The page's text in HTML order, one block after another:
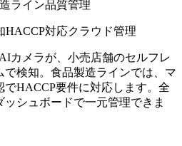
ライン品質管理
HACCP対応クラウド管理
カメラが、小売店舗のセルフレ
で検知。食品製造ラインでは、マ
でHACCP要件に対応します。全
シュボードで一元管理できま